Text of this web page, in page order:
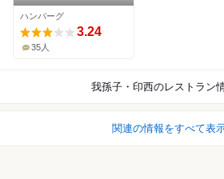
ハンバーグ
3.24
35人
我孫子・印西のレストラン
関連の情報をすべて表